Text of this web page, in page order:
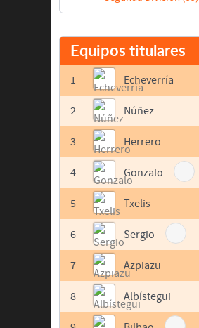
Equipos titulares
1 Echeverría
2 Núñez
3 Herrero
4 Gonzalo
5 Txelis
6 Sergio
7 Azpiazu
8 Albístegui